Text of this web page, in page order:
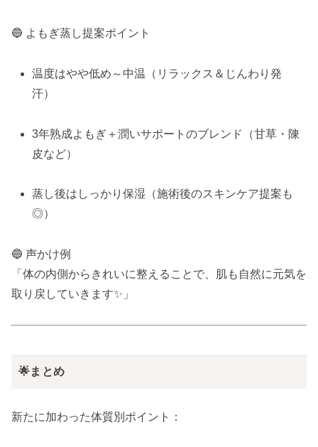
🔵 よもぎ蒸し提案ポイント
温度はやや低め～中温（リラックス＆じんわり発
汗）
3年熟成よもぎ＋潤いサポートのブレンド（甘草・陳
皮など）
蒸し後はしっかり保湿（施術後のスキンケア提案も
◎）
🔵 声かけ例
「体の内側からきれいに整えることで、肌も自然に元気を
取り戻していきます✨」
🌟まとめ
新たに加わった体質別ポイント：